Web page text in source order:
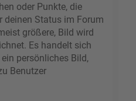
oder Punkte, die
deinen Status im Forum
größere, Bild wird
Es handelt sich
persönliches Bild,
Benutzer